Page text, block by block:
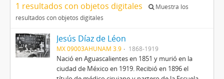
1 resultados con objetos digitales
Muestra los
resultados con objetos digitales
Jesús Díaz de Léon
MX 09003AHUNAM 3.9 1868-1919
Nació en Aguascalientes en 1851 y murió en la
ciudad de México en 1919. Recibió en 1896 el